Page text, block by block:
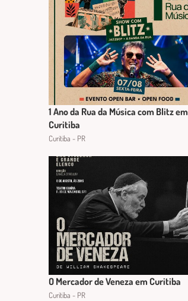
1 Ano da Rua da Música com Blitz em
Curitiba
Curitiba - PR
O Mercador de Veneza em Curitiba
Curitiba - PR